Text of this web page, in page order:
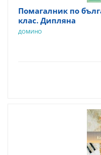
Помагалник по
клас. Дипляна
ДОМИНО